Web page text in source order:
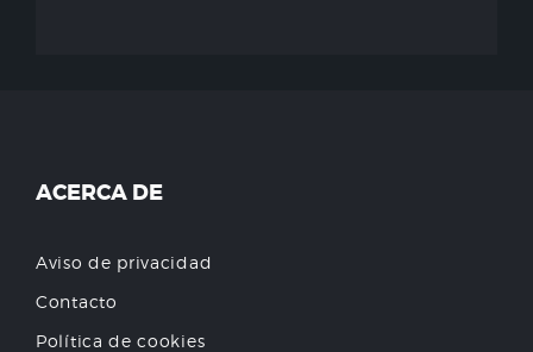
ACERCA DE
Aviso de privacidad
Contacto
Política de cookies